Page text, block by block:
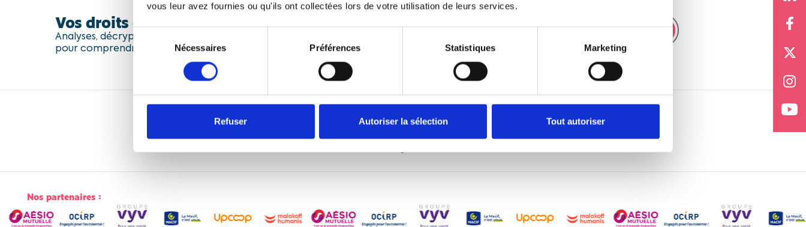
vous leur avez fournies ou qu'ils ont collectées lors de votre utilisation de leurs services.
Sélection
du
consentement
Nécessaires Préférences Statistiques Marketing
Refuser Autoriser la sélection Tout autoriser
Vos droits et l'actualité sociale, enfin clairs !
Analyses, décryptages et conseils : chaque mois, recevez l'essentiel
pour comprendre vos droits et les enjeux sociaux et économiques.
J'accepte de recevoir les communications de la CFTC
Désinscription en 1 clic
JE M'ABONNE
Nos partenaires :
Nous contacter